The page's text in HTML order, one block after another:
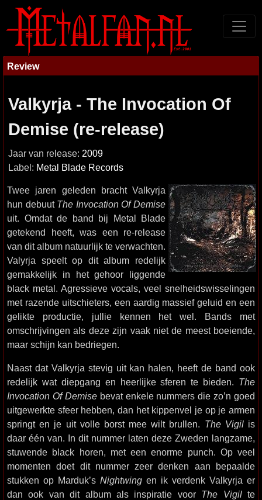
Review
Valkyrja - The Invocation Of
Demise (re-release)
Jaar van release: 2009
Label: Metal Blade Records
Twee jaren geleden bracht Valkyrja
hun debuut The Invocation Of Demise
uit. Omdat de band bij Metal Blade
getekend heeft, was een re-release
van dit album natuurlijk te verwachten.
Valyrja speelt op dit album redelijk
gemakkelijk in het gehoor liggende
black metal. Agressieve vocals, veel snelheidswisselingen
met razende uitschieters, een aardig massief geluid en een
gelikte productie, jullie kennen het wel. Bands met
omschrijvingen als deze zijn vaak niet de meest boeiende,
maar schijn kan bedriegen.
Naast dat Valkyrja stevig uit kan halen, heeft de band ook
redelijk wat diepgang en heerlijke sferen te bieden. The
Invocation Of Demisebevat enkele nummers die zo’n goed
uitgewerkte sfeer hebben, dan het kippenvel je op je armen
springt en je uit volle borst mee wilt brullen. The Vigilis
daar één van. In dit nummer laten deze Zweden langzame,
stuwende black horen, met een enorme punch. Op veel
momenten doet dit nummer zeer denken aan bepaalde
stukken op Marduk’s Nightwing en ik verdenk Valkyrja er
dan ook van dit album als inspiratie voor The Vigilte